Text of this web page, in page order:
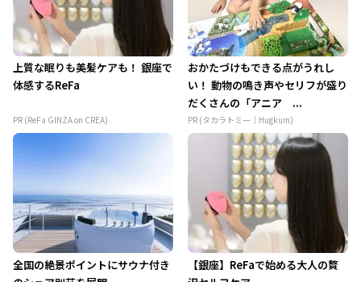
上質な眠りも美髪ケアも！ 銀座で
体感するReFa
PR (ReFa GINZA on CREA)
おかたづけもできる点がうれし
い！ 動物の鳴き声やセリフが盛り
だくさんの「アニア ...
PR (タカラトミー｜Hugkum)
全国の絶景ポイントにサウナ付き
【銀座】ReFaで始める大人の贅